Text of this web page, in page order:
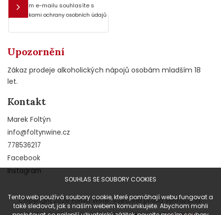
SOUHLAS SE SOUBORY COOKIES
Tento web používá soubory cookie, které pomáhají webu fungovat a
také sledovat, jak s naším webem komunikujete. Abychom mohli
E-mail
Vložením e-mailu souhlasíte s
podmínkami ochrany osobních údajů
Upozornění
Zákaz prodeje alkoholických nápojů osobám mladším 18
let.
Kontakt
Marek Foltýn
info@foltynwine.cz
778536217
Facebook
Instagram
Copyright 2026Foltýn Wine. Všechna práva vyhrazena.